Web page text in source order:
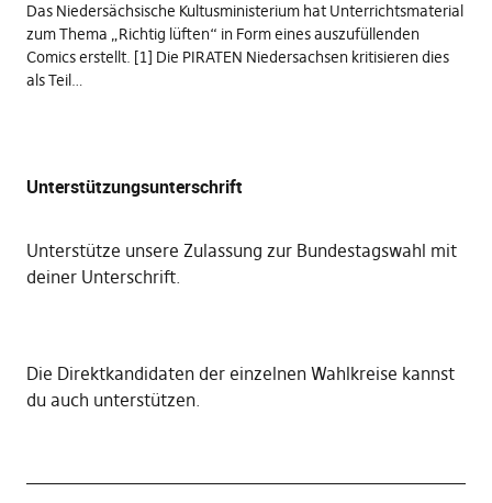
Das Niedersächsische Kultusministerium hat Unterrichtsmaterial
zum Thema „Richtig lüften“ in Form eines auszufüllenden
Comics erstellt. [1] Die PIRATEN Niedersachsen kritisieren dies
als Teil…
Unterstützungsunterschrift
Unterstütze unsere Zulassung zur Bundestagswahl mit
deiner Unterschrift.
Die Direktkandidaten der einzelnen Wahlkreise kannst
du auch unterstützen.